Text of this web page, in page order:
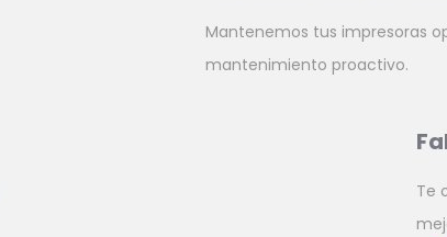
Mantenemos tus impresoras
mantenimiento proactivo.
Te